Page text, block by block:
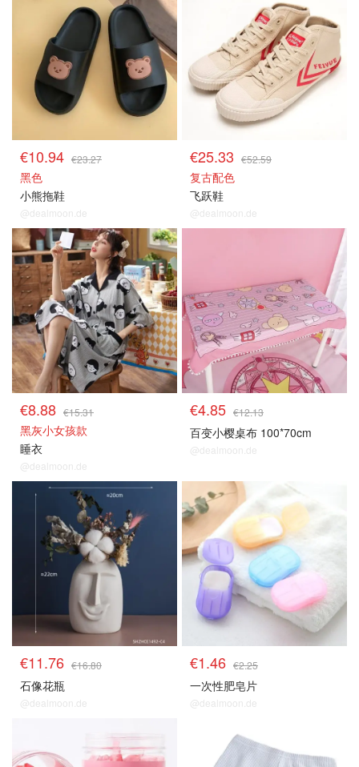
€10.94 €23.27
黑色
小熊拖鞋
@dealmoon.de
€25.33 €52.59
复古配色
飞跃鞋
@dealmoon.de
€8.88 €15.31
黑灰小女孩款
睡衣
@dealmoon.de
€4.85 €12.13
百变小樱桌布 100*70cm
@dealmoon.de
€11.76 €16.80
石像花瓶
@dealmoon.de
€1.46 €2.25
一次性肥皂片
@dealmoon.de